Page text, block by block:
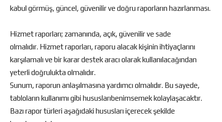
kabul görmüş, güncel, güvenilir ve doğru raporların hazırlanması.
Hizmet raporları; zamanında, açık, güvenilir ve sade
olmalıdır. Hizmet raporları, raporu alacak kişinin ihtiyaçlarını
karşılamalı ve bir karar destek aracı olarak kullanılacağından
yeterli doğrulukta olmalıdır.
Sunum, raporun anlaşılmasına yardımcı olmalıdır. Bu sayede,
tabloların kullanımı gibi hususlarıbenimsemek kolaylaşacaktır.
Bazı rapor türleri aşağıdaki hususları içerecek şekilde